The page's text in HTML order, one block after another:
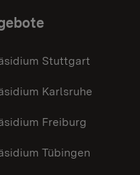
Stuttgart
Karlsruhe
Freiburg
Tübingen